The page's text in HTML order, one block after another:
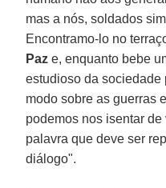
mas a nós, soldados
Encontramo-lo no
Paz e, enquanto bebe
estudioso da sociedade
modo sobre as guerras
podemos nos isentar
palavra que deve ser
diálogo".